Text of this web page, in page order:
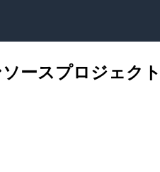
ースプロジェク